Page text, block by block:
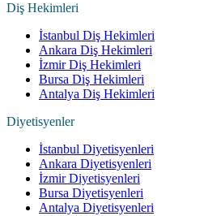
Diş Hekimleri
İstanbul Diş Hekimleri
Ankara Diş Hekimleri
İzmir Diş Hekimleri
Bursa Diş Hekimleri
Antalya Diş Hekimleri
Diyetisyenler
İstanbul Diyetisyenleri
Ankara Diyetisyenleri
İzmir Diyetisyenleri
Bursa Diyetisyenleri
Antalya Diyetisyenleri